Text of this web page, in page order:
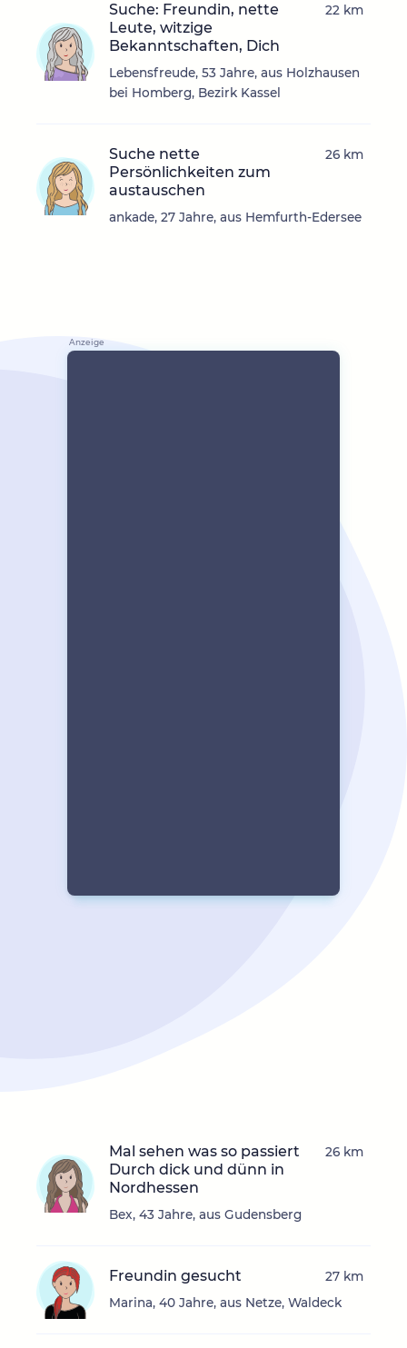
Suche: Freundin, nette
Leute, witzige
Bekanntschaften, Dich
Lebensfreude, 53 Jahre, aus Holzhausen
bei Homberg, Bezirk Kassel
22 km
Suche nette
Persönlichkeiten zum
austauschen
ankade, 27 Jahre, aus Hemfurth-Edersee
26 km
Mal sehen was so passiert
Durch dick und dünn in
Nordhessen
Bex, 43 Jahre, aus Gudensberg
26 km
Freundin gesucht
Marina, 40 Jahre, aus Netze, Waldeck
27 km